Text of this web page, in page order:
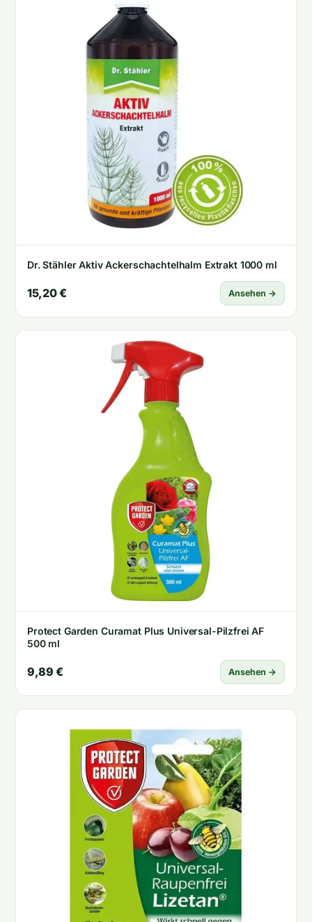
Dr. Stähler Aktiv Ackerschachtelhalm Extrakt 1000 ml
15,20 € Ansehen →
Protect Garden Curamat Plus Universal-Pilzfrei AF
500 ml
9,89 € Ansehen →